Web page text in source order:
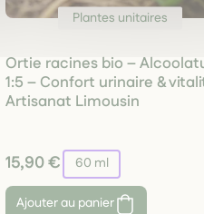
Plantes unitaires
Ortie racines bio –
1:5 – Confort urinaire &
Artisanat Limousin
15,90 € 60 ml
Ajouter au panier